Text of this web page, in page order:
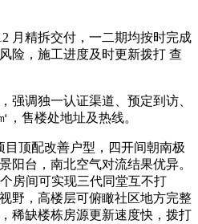
精拆交付，一二期均按时完成
险，施工进度及时更新拨打 查
调独一认证渠道、预定到访、
，售楼处地址及热线。
顶配改善户型，四开间朝南极
阳台，南北空气对流结果优异。
房间可实现三代同堂互不打
野，高楼层可俯瞰社区地方完整
稀缺楼栋房源更新速度快，拨打